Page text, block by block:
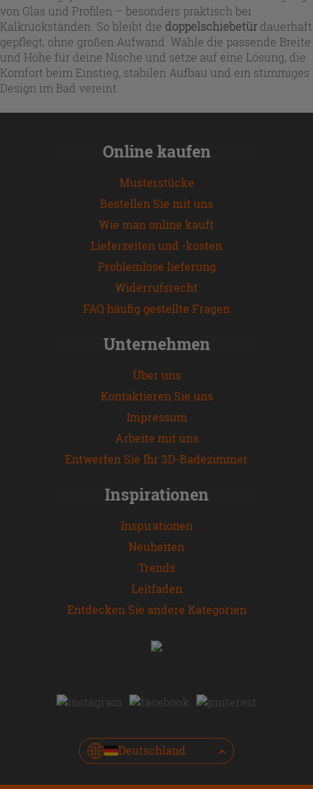
von Glas und Profilen – besonders praktisch bei
Kalkrückständen. So bleibt die doppelschiebetürdauerhaft
gepflegt, ohne großen Aufwand. Wähle die passende Breite
und Höhe für deine Nische und setze auf eine Lösung, die
Komfort beim Einstieg, stabilen Aufbau und ein stimmiges
Design im Bad vereint.
Online kaufen
Musterstücke
Bestellen Sie mit uns
Wie man online kauft
Lieferzeiten und -kosten
Problemlose lieferung
Widerrufsrecht
FAQ häufig gestellte Fragen
Unternehmen
Über uns
Kontaktieren Sie uns
Impressum
Arbeite mit uns
Entwerfen Sie Ihr 3D-Badezimmer
Inspirationen
Inspirationen
Neuheiten
Trends
Leitfaden
Entdecken Sie andere Kategorien
Deutschland